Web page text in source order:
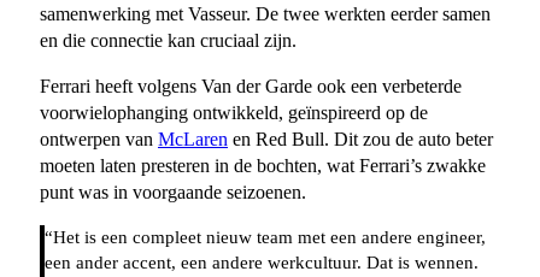
samenwerking met Vasseur. De twee werkten eerder samen
en die connectie kan cruciaal zijn.
Ferrari heeft volgens Van der Garde ook een verbeterde
voorwielophanging ontwikkeld, geïnspireerd op de
ontwerpen van McLaren en Red Bull. Dit zou de auto beter
moeten laten presteren in de bochten, wat Ferrari’s zwakke
punt was in voorgaande seizoenen.
“Het is een compleet nieuw team met een andere engineer,
een ander accent, een andere werkcultuur. Dat is wennen.